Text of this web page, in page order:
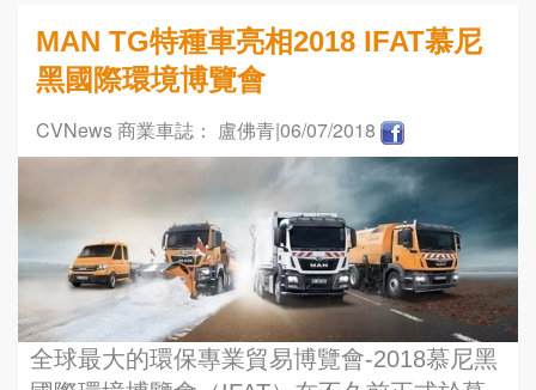
MAN TG特種車亮相2018 IFAT慕尼
黑國際環境博覽會
CVNews 商業車誌： 盧佛青|06/07/2018
全球最大的環保專業貿易博覽會-2018慕尼黑